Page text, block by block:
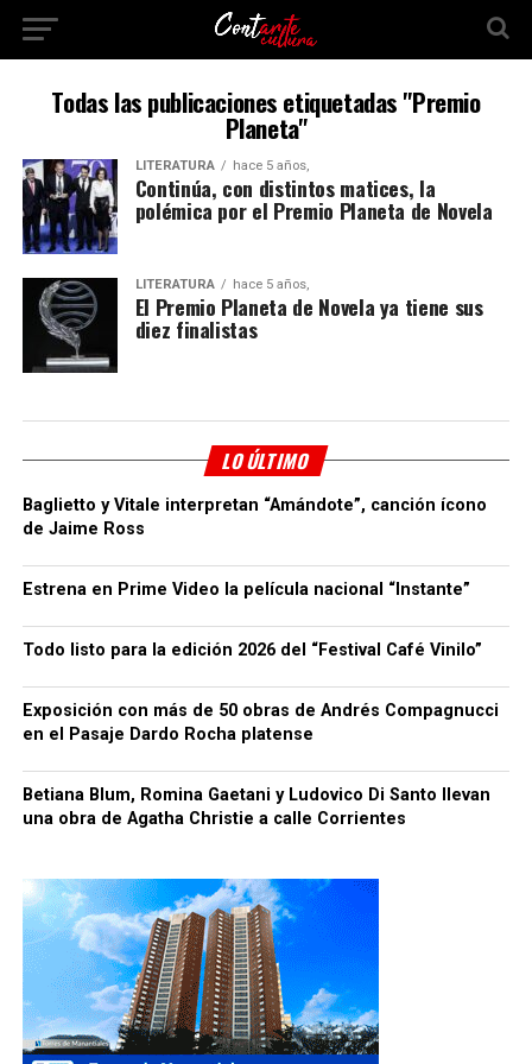
Todas las publicaciones etiquetadas "Premio
Planeta"
LITERATURA hace 5 años,
Continúa, con distintos matices, la
polémica por el Premio Planeta de Novela
LITERATURA hace 5 años,
El Premio Planeta de Novela ya tiene sus
diez finalistas
LO ÚLTIMO
Baglietto y Vitale interpretan “Amándote”, canción ícono
de Jaime Ross
Estrena en Prime Video la película nacional “Instante”
Todo listo para la edición 2026 del “Festival Café Vinilo”
Exposición con más de 50 obras de Andrés Compagnucci
en el Pasaje Dardo Rocha platense
Betiana Blum, Romina Gaetani y Ludovico Di Santo llevan
una obra de Agatha Christie a calle Corrientes